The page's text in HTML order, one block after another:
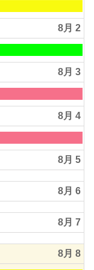
8月 2
8月 3
8月 4
8月 5
8月 6
8月 7
8月 8